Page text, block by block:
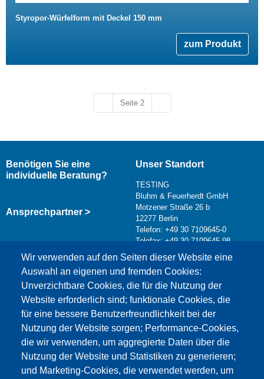
Styropor-Würfelform mit Deckel 150 mm
zum Produkt
Vorherige Seite
Seite 2
Wir verwenden auf den Seiten dieser Website eine
Auswahl an eigenen und fremden Cookies:
Unverzichtbare Cookies, die für die Nutzung der
Website erforderlich sind; funktionale Cookies, die
für eine bessere Benutzerfreundlichkeit bei der
Nutzung der Website sorgen; Performance-Cookies,
die wir verwenden, um aggregierte Daten über die
Nutzung der Website und Statistiken zu generieren;
und Marketing-Cookies, die verwendet werden, um
Benötigen Sie eine
individuelle Beratung?
Ansprechpartner >
Unser Standort
TESTING
Bluhm & Feuerherdt GmbH
Motzener Straße 26 b
12277 Berlin
Telefon: +49 30 7109645-0
Telefax: +49 30 7109645-98
info@testing.de
Dieser Inhalt ist blockiert, da die Google Maps
Cookies nicht akzeptiert wurden.